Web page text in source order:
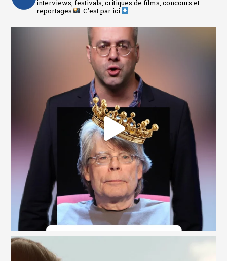
interviews, festivals, critiques de films, concours et
reportages
C’est par ici